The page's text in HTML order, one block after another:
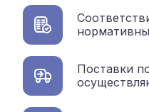
Поставки